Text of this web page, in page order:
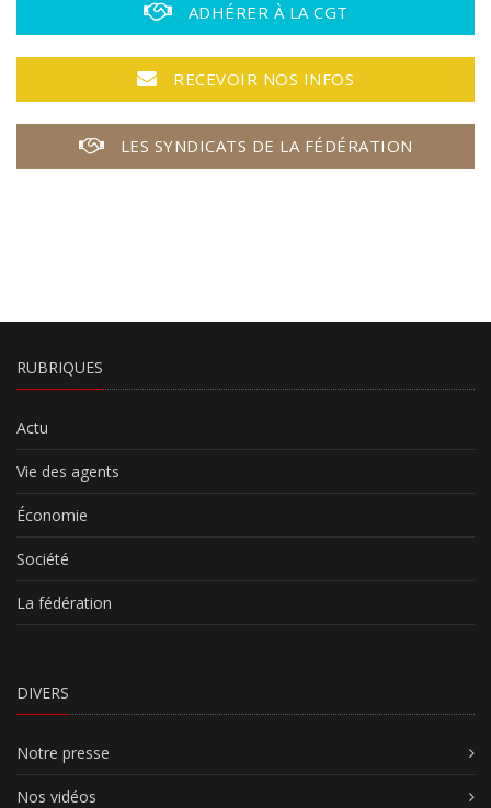
ADHÉRER À LA CGT
RECEVOIR NOS INFOS
LES SYNDICATS DE LA FÉDÉRATION
RUBRIQUES
Actu
Vie des agents
Économie
Société
La fédération
DIVERS
Notre presse
Nos vidéos